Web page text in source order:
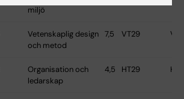
miljö
Vetenskaplig design
och metod
7,5 VT29
Organisation och
ledarskap
4,5 HT29